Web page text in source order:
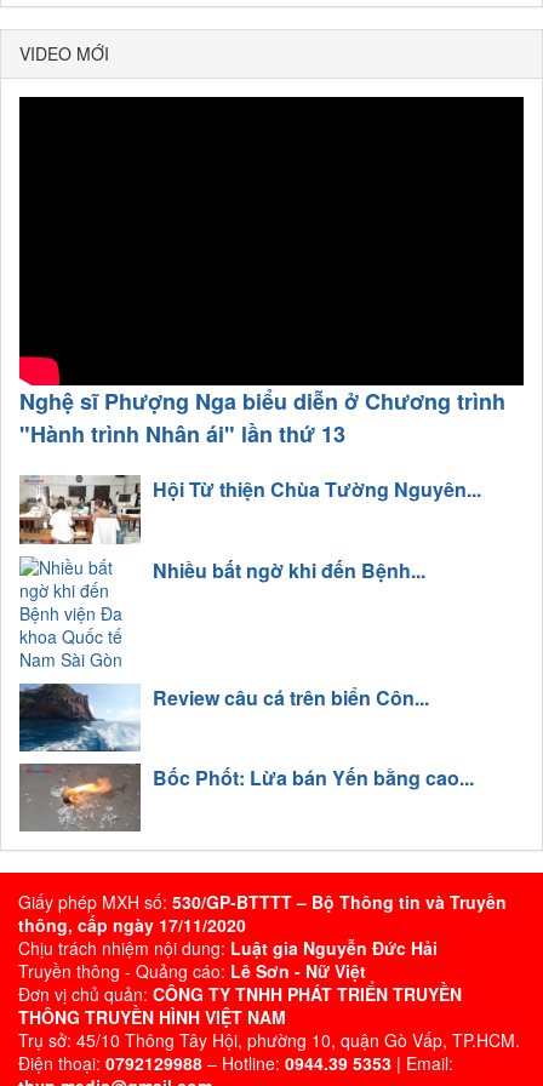
VIDEO MỚI
Nghệ sĩ Phượng Nga biểu diễn ở Chương trình
"Hành trình Nhân ái" lần thứ 13
Hội Từ thiện Chùa Tường Nguyên...
Nhiều bất ngờ khi đến Bệnh...
Review câu cá trên biển Côn...
Bốc Phốt: Lừa bán Yến bằng cao...
Giấy phép MXH số: 530/GP-BTTTT – Bộ Thông tin và Truyền
thông, cấp ngày 17/11/2020
Chịu trách nhiệm nội dung: Luật gia Nguyễn Đức Hải
Truyền thông - Quảng cáo: Lê Sơn - Nữ Việt
Đơn vị chủ quản: CÔNG TY TNHH PHÁT TRIỂN TRUYỀN
THÔNG TRUYỀN HÌNH VIỆT NAM
Trụ sở: 45/10 Thông Tây Hội, phường 10, quận Gò Vấp, TP.HCM.
Điện thoại: 0792129988 – Hotline: 0944.39 5353 | Email: